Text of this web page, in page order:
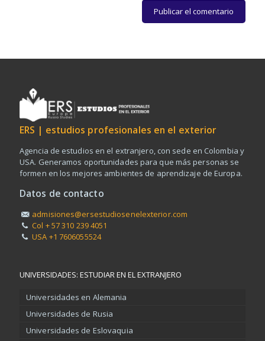
ERS | estudios profesionales en el exterior
Agencia de estudios en el extranjero, con sede en Colombia y
USA. Generamos oportunidades para que más personas se
formen en los mejores ambientes de aprendizaje de Europa.
Datos de contacto
admisiones@ersestudiosenelexterior.com
Col + 57 310 239 4051
USA +1 7606055524
UNIVERSIDADES: ESTUDIAR EN EL EXTRANJERO
Universidades en Alemania
Universidades de Rusia
Universidades de Eslovaquia